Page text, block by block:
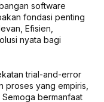
software
fondasi penting
Efisien,
nyata bagi
trial-and-error
proses yang empiris,
Semoga bermanfaat